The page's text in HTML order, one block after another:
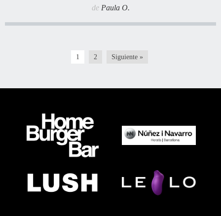
de Paula O.
1 2 Siguiente »